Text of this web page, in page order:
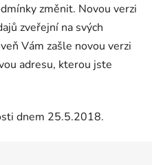
změnit. Novou verzi
zveřejní na svých
Vám zašle novou verzi
adresu, kterou jste
dnem 25.5.2018.